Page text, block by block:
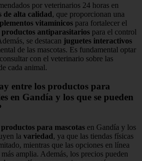
por veterinarios 24 horas en
de alta calidad, que proporcionan una
vitamínicos para fortalecer el
productos antiparasitarios para el control
se destacan juguetes interactivos
de las mascotas. Es fundamental optar
con el veterinario sobre las
cada animal.
entre los productos para
en Gandía y los que se pueden
productos para mascotas en Gandía y los
la variedad, ya que las tiendas físicas
mientras que las opciones en línea
amplia. Además, los precios pueden